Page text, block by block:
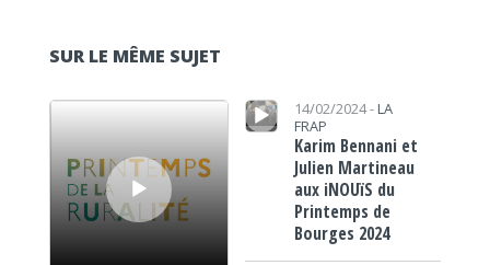
SUR LE MÊME SUJET
Lecteur audio
Lecteur audio 14/02/2024 - LA
FRAP
Karim Bennani et
Julien Martineau
aux iNOUïS du
Printemps de
Bourges 2024